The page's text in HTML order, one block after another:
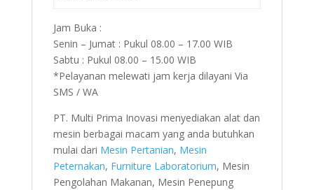
Jam Buka :
Senin – Jumat : Pukul 08.00 – 17.00 WIB
Sabtu : Pukul 08.00 – 15.00 WIB
*Pelayanan melewati jam kerja dilayani Via
SMS / WA
PT. Multi Prima Inovasi menyediakan alat dan
mesin berbagai macam yang anda butuhkan
mulai dari Mesin Pertanian, Mesin
Peternakan, Furniture Laboratorium, Mesin
Pengolahan Makanan, Mesin Penepung